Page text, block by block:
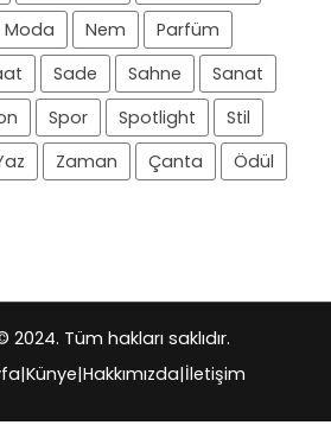
Moda Nem
Parfüm
Sade Sahne
Sanat
Spor Spotlight
Stil
Zaman Çanta
Ödül
2024. Tüm hakları saklıdır.
|Künye|Hakkımızda|İletişim